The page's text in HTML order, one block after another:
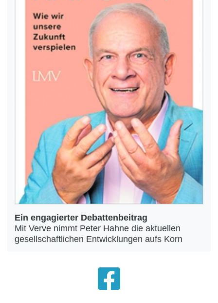
Ein engagierter Debattenbeitrag
Mit Verve nimmt Peter Hahne die aktuellen
gesellschaftlichen Entwicklungen aufs Korn